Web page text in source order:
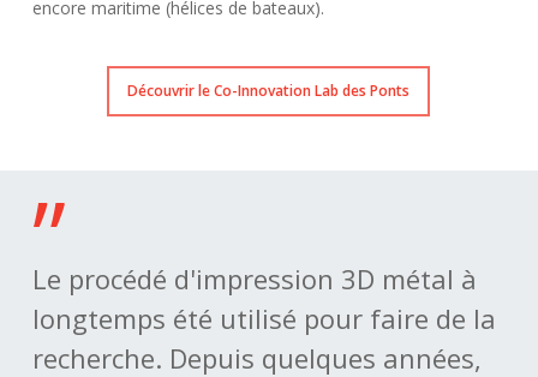
encore maritime (hélices de bateaux).
Découvrir le Co-Innovation Lab des Ponts
”
Le procédé d'impression 3D métal à
longtemps été utilisé pour faire de la
recherche. Depuis quelques années,